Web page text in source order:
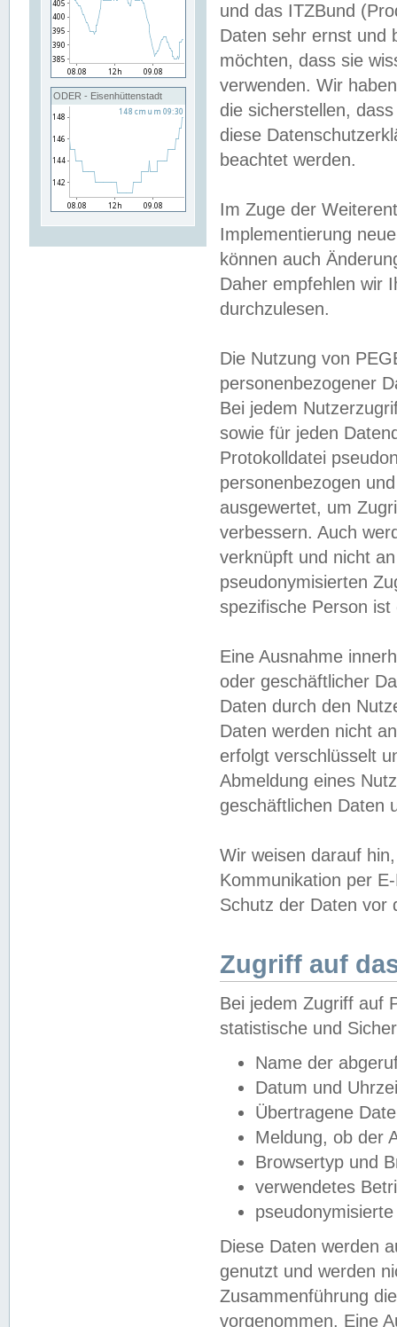
ODER - Eisenhüttenstadt
und das ITZBund
Daten sehr ernst und
möchten, dass sie
verwenden. Wir
die sicherstellen,
diese
beachtet werden.
Im Zuge der
Implementierung
können auch
Daher empfehlen wir
durchzulesen.
Die Nutzung von
personenbezogener
Bei jedem
sowie für jeden
Protokolldatei
personenbezogen
ausgewertet, um
verbessern. Auch
verknüpft und nicht
pseudonymisierten
spezifische Person
Eine Ausnahme
oder geschäftlicher
Daten durch den
Daten werden nicht
erfolgt verschlüsselt
Abmeldung eines
geschäftlichen Daten
Wir weisen darauf
Kommunikation per
Schutz der Daten vor
Zugriff auf
Bei jedem Zugriff auf
statistische und
Name der
Datum und
Übertragene
Meldung, ob der
Browsertyp und
verwendetes
Diese Daten werden
genutzt und werden
Zusammenführung
vorgenommen. Eine